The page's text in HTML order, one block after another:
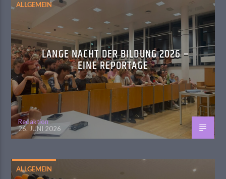
ALLGEMEIN
LANGE NACHT DER BILDUNG 2026 –
EINE REPORTAGE
Redaktion
26. JUNI 2026
ALLGEMEIN